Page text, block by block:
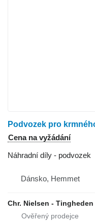
Podvozek pro
Cena na vyžádání
Náhradní díly - podvozek
Dánsko, Hemmet
Chr. Nielsen - Tingheden